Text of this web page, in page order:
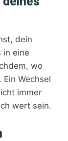
dein
in eine
wo
Wechsel
immer
wert sein.